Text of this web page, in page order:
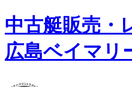
中古艇販売・
広島ベイマリ